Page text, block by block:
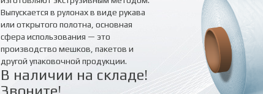
Выпускается в рулонах в виде рукава
или открытого полотна, основная
сфера использования — это
производство мешков, пакетов и
другой упаковочной продукции.
В наличии на складе!